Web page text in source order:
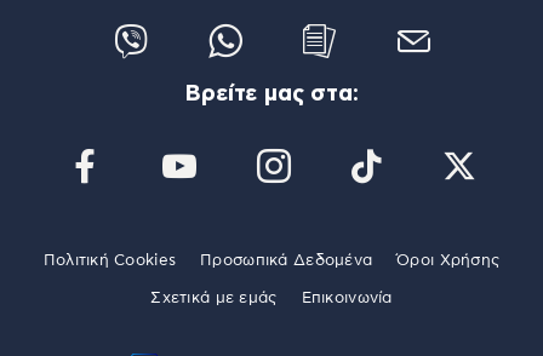
Βρείτε μας στα:
Πολιτική Cookies Προσωπικά Δεδομένα Όροι Χρήσης
Σχετικά με εμάς Επικοινωνία